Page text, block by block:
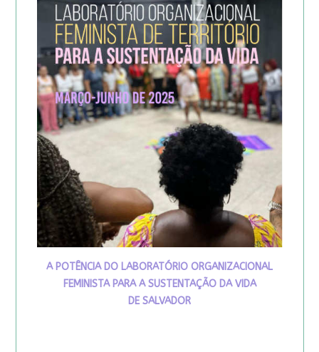
A POTÊNCIA DO LABORATÓRIO ORGANIZACIONAL
FEMINISTA PARA A SUSTENTAÇÃO DA VIDA
DE SALVADOR